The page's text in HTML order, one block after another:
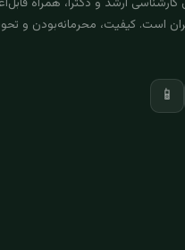
است. کیفیت، محرمانه‌بودن و
📱